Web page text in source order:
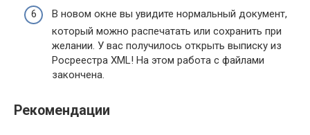
В новом окне вы увидите нормальный документ,
который можно распечатать или сохранить при
желании. У вас получилось открыть выписку из
Росреестра XML! На этом работа с файлами
закончена.
Рекомендации